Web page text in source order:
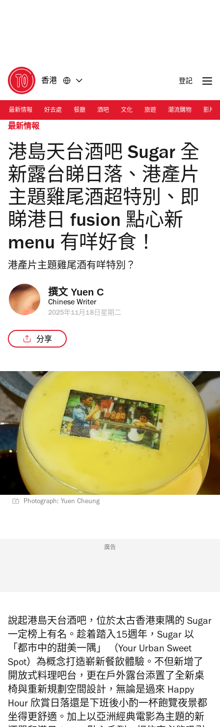
香港 登記
最新情報 好去處 餐廳 酒吧 文化 旅遊 潮流購物 影片
最新情報
港島天台酒吧 Sugar 全
新露台睇日落、港產片
主題雞尾酒超特別、即
睇港日 fusion 點心新
menu 有咩好食！
港產片主題雞尾酒有咩特別？
撰文 Yuen C
Chinese Writer
2025年11月18日星期二
分享
Photograph: Yuen Cheung
廣告
說起港島天台酒吧，位於太古香港東隅的 Sugar
一定榜上有名。趁着踏入15週年，Sugar 以
「都市中的甜美一隅」 （Your Urban Sweet
Spot）為概念打造嶄新餐飲體驗。不但新增了
開放式料理吧台，更在戶外露台添置了全新桌
椅與重新規劃空間設計，無論是過來 Happy
Hour 欣賞日落還是下班後小酌一杯飽覽夜景都
坐得更舒適。加上以亞洲經典電影為主題的新